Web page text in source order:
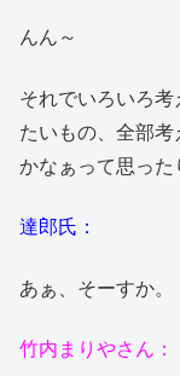
んん～
それでいろいろ
たいもの、全部考
かなぁって思った
達郎氏：
あぁ、そーすか。
竹内まりやさん：